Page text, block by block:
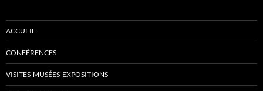
ACCUEIL
CONFÉRENCES
VISITES-MUSÉES-EXPOSITIONS